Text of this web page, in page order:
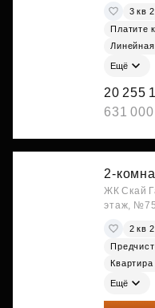
3 кв
Платите
Ещё
20 255
631 000
2-
ЖК Скай
этаж,
2 кв
Ещё